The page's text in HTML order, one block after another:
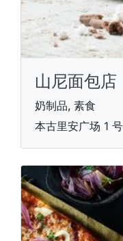
山尼面包店
奶制品, 素食
本古里安广场 1